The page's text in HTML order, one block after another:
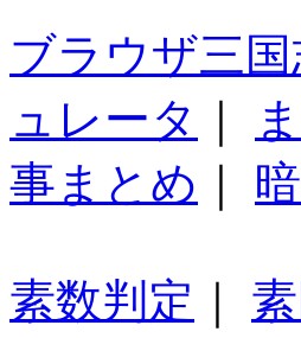
ブラウザ三
ュレータ
事まとめ
素数判定